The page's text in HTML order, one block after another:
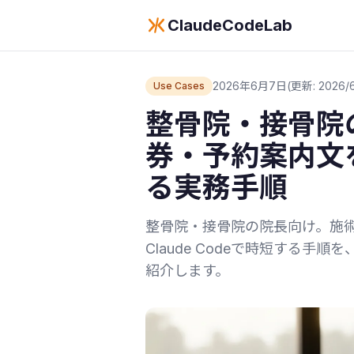
ClaudeCodeLab
Use Cases 2026年6月7日(更新:
整骨院・接骨
券・予約案内
る実務手順
整骨院・接骨院の院長向け。施
Claude Codeで時短する手順を
紹介します。